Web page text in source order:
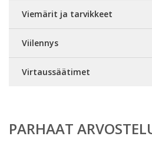
Viemärit ja tarvikkeet
Viilennys
Virtaussäätimet
PARHAAT